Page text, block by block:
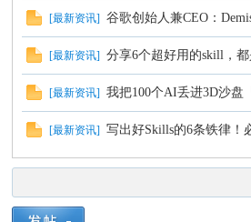
[最新资讯] 谷歌创始人兼CEO：
[最新资讯] 分享6个超好用的skill，
[最新资讯] 我把100个AI丢进3D沙盘
[最新资讯] 写出好Skills的6条铁律！